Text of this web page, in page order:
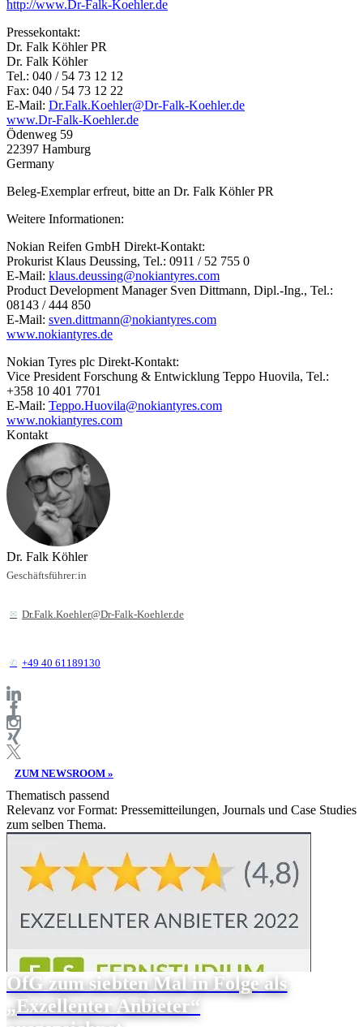
http://www.Dr-Falk-Koehler.de
Pressekontakt:
Dr. Falk Köhler PR
Dr. Falk Köhler
Tel.: 040 / 54 73 12 12
Fax: 040 / 54 73 12 22
E-Mail: Dr.Falk.Koehler@Dr-Falk-Koehler.de
www.Dr-Falk-Koehler.de
Ödenweg 59
22397 Hamburg
Germany
Beleg-Exemplar erfreut, bitte an Dr. Falk Köhler PR
Weitere Informationen:
Nokian Reifen GmbH Direkt-Kontakt:
Prokurist Klaus Deussing, Tel.: 0911 / 52 755 0
E-Mail: klaus.deussing@nokiantyres.com
Product Development Manager Sven Dittmann, Dipl.-Ing., Tel.:
08143 / 444 850
E-Mail: sven.dittmann@nokiantyres.com
www.nokiantyres.de
Nokian Tyres plc Direkt-Kontakt:
Vice President Forschung & Entwicklung Teppo Huovila, Tel.:
+358 10 401 7701
E-Mail: Teppo.Huovila@nokiantyres.com
www.nokiantyres.com
Kontakt
Dr. Falk Köhler
Geschäftsführer:in
Dr.Falk.Koehler@Dr-Falk-Koehler.de
+49 40 61189130
ZUM NEWSROOM »
Thematisch passend
Relevanz vor Format: Pressemitteilungen, Journals und Case Studies
zum selben Thema.
OfG zum siebten Mal in Folge als
„Exzellenter Anbieter“